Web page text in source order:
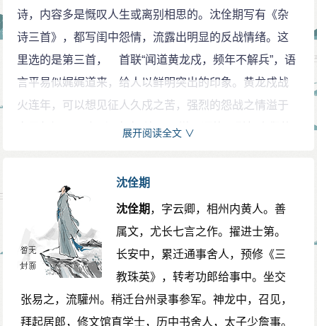
诗，内容多是慨叹人生或离别相思的。沈佺期写有《杂
诗三首》，都写闺中怨情，流露出明显的反战情绪。这
里选的是第三首， 首联“闻道黄龙戍，频年不解兵”，语
言平易似娓娓道来，给人以鲜明突出的印象。黄龙戍战
火连年，可以想见征人久戍之苦，强烈的怨战之情溢于
字里行间，“不解”与“频年”连用，增强语势，引起人们的
夜闺中和营中同在这一轮明月的照耀下，有多少对征夫
思妇两地对月相思。在征夫眼里，这个昔日和妻子在闺
中共同赏玩的明月，不断地到营里照着他，好像怀着无
限深情；而在闺中思妇眼里，似乎这眼前明月，再不如
往昔美好，因为那象征着昔日夫妻美好生活的圆月，早
已离开深闺，随着良人远去汉家营了。这一联明明是写
展开阅读全文 ∨
沈佺期
沈佺期 ，字云卿，相州内黄人。善
属文，尤长七言之作。擢进士第。
长安中，累迁通事舍人，预修《三
教珠英》，转考功郎给事中。坐交
张易之，流驩州。稍迁台州录事参军。神龙中，召见，
拜起居郎，修文馆直学士，历中书舍人，太子少詹事。